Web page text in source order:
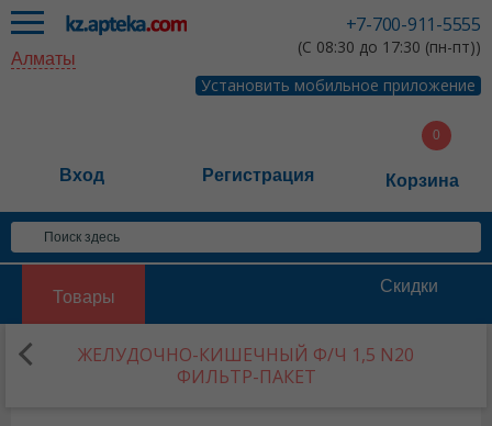
+7-700-911-5555
(С 08:30 до 17:30 (пн-пт))
Установить мобильное приложение
Алматы
Вход Регистрация Корзина
Товары
Скидки
ЖЕЛУДОЧНО-КИШЕЧНЫЙ Ф/Ч 1,5 N20
ФИЛЬТР-ПАКЕТ